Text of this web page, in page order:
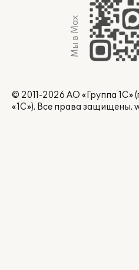
Мы в Max
© 2011-2026 АО «Группа
«1С»). Все права защищены.